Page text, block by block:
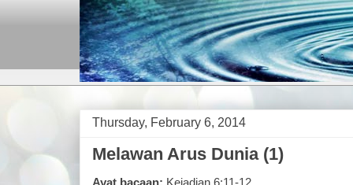
Thursday, February 6, 2014
Melawan Arus Dunia (1)